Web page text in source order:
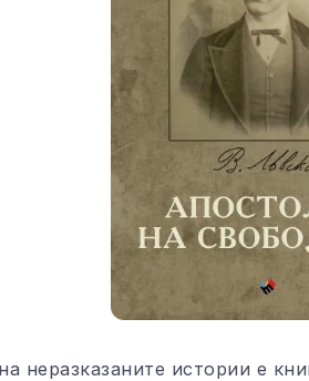
неразказаните истории е